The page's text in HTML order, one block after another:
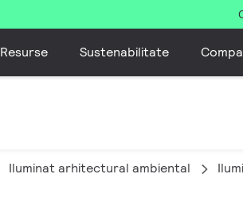
Resurse Sustenabilitate
Iluminat arhitectural ambiental